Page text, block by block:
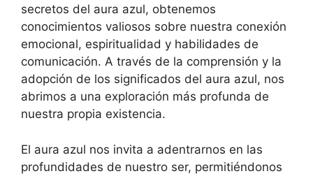
secretos del aura azul, obtenemos
conocimientos valiosos sobre nuestra conexión
emocional, espiritualidad y habilidades de
comunicación. A través de la comprensión y la
adopción de los significados del aura azul, nos
abrimos a una exploración más profunda de
nuestra propia existencia.
El aura azul nos invita a adentrarnos en las
profundidades de nuestro ser, permitiéndonos